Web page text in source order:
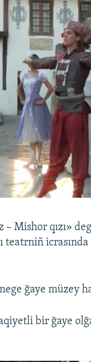
Mishor qızı»
teatrniñ
ğaye müzey
bir ğaye